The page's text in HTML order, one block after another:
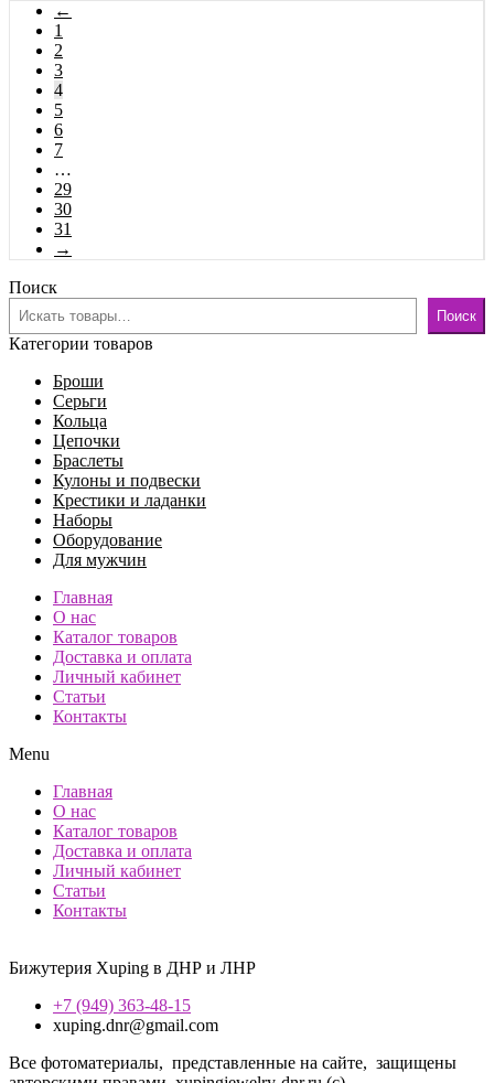
←
1
2
3
4
5
6
7
…
29
30
31
→
Поиск
Поиск
Категории товаров
Броши
Серьги
Кольца
Цепочки
Браслеты
Кулоны и подвески
Крестики и ладанки
Наборы
Оборудование
Для мужчин
Главная
О нас
Каталог товаров
Доставка и оплата
Личный кабинет
Статьи
Контакты
Menu
Главная
О нас
Каталог товаров
Доставка и оплата
Личный кабинет
Статьи
Контакты
Бижутерия Xuping в ДНР и ЛНР
+7 (949) 363-48-15
xuping.dnr@gmail.com
Все фотоматериалы, представленные на сайте, защищены